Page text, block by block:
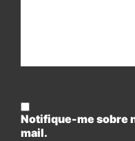
Notifique-me sobre
mail.